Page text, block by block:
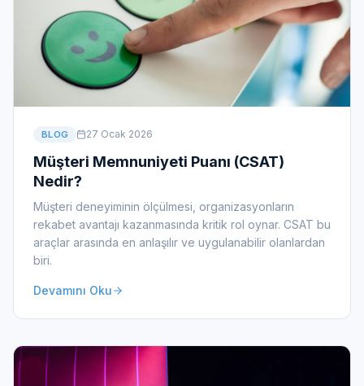
BLOG 27 Ocak 2026
Müşteri Memnuniyeti Puanı (CSAT)
Nedir?
Müşteri deneyiminin ölçülmesi, organizasyonların
rekabet avantajı kazanmasında kritik rol oynar. CSAT bu
araçlar arasında en anlaşılır ve uygulanabilir olanlardan
biri.
Devamını Oku